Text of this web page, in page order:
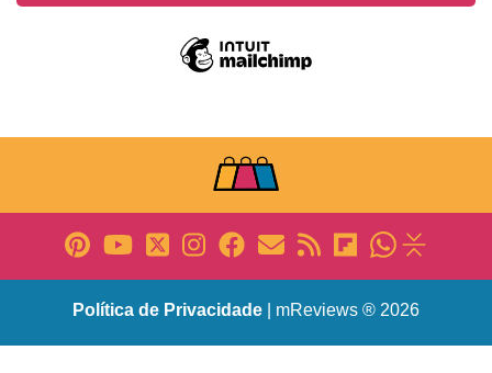
Política de Privacidade | mReviews ® 2026